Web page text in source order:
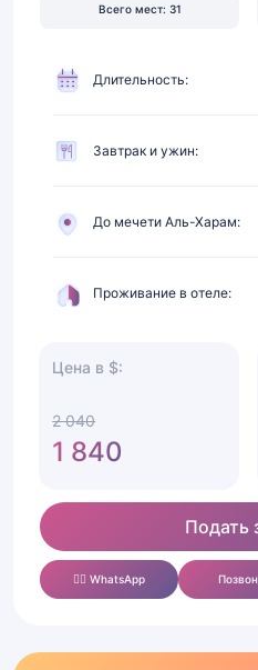
Всего мест: 31
Длительность:
Завтрак и ужин:
До мечети Аль-Харам:
Проживание в отеле:
Цена в $:
2 040
1 840
Подать
✍🏻 WhatsApp
Умра